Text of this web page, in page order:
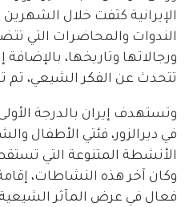
الإيرانية كثفت خلال
الندوات والمحاضرات التي
ورجالاتها وتاريخها،
تتحدث عن الفكر الشيعي، تم
وتستهدف إيران بالدرجة
في ديرالزور، فئتي الأطفال
الأنشطة المتنوعة التي
وكان آخر هذه النشاطات،
فعال في عرض المآثر